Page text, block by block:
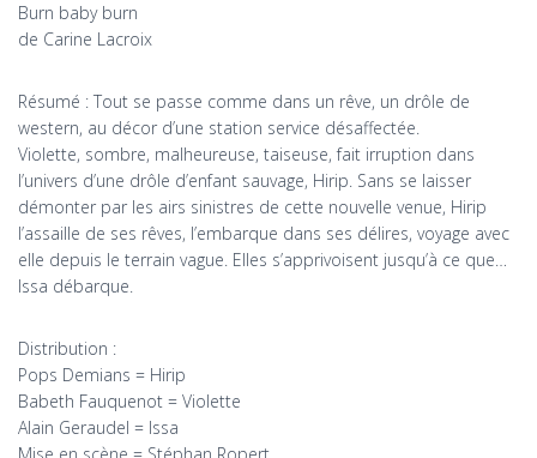
Burn baby burn
de Carine Lacroix
Résumé : Tout se passe comme dans un rêve, un drôle de
western, au décor d’une station service désaffectée.
Violette, sombre, malheureuse, taiseuse, fait irruption dans
l’univers d’une drôle d’enfant sauvage, Hirip. Sans se laisser
démonter par les airs sinistres de cette nouvelle venue, Hirip
l’assaille de ses rêves, l’embarque dans ses délires, voyage avec
elle depuis le terrain vague. Elles s’apprivoisent jusqu’à ce que…
Issa débarque.
Distribution :
Pops Demians = Hirip
Babeth Fauquenot = Violette
Alain Geraudel = Issa